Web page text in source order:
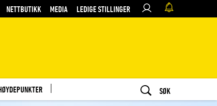
NETTBUTIKK MEDIA LEDIGE STILLINGER
SØK